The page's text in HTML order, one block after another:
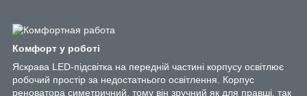
Комфорт у роботі
Яскрава LED-підсвітка на передній частині корпусу освітлює
робочий простір за недостатнього освітлення. Корпус
реноватора симетричний, тому він зручний як для правші, так